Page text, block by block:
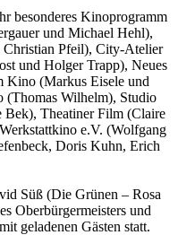
besonderes Kinoprogramm
und Michael Hehl),
Christian Pfeil), City-Atelier
und Holger Trapp), Neues
Kino (Markus Eisele und
(Thomas Wilhelm), Studio
Bek), Theatiner Film (Claire
e.V. (Wolfgang
Doris Kuhn, Erich
Süß (Die Grünen – Rosa
Oberbürgermeisters und
geladenen Gästen statt.